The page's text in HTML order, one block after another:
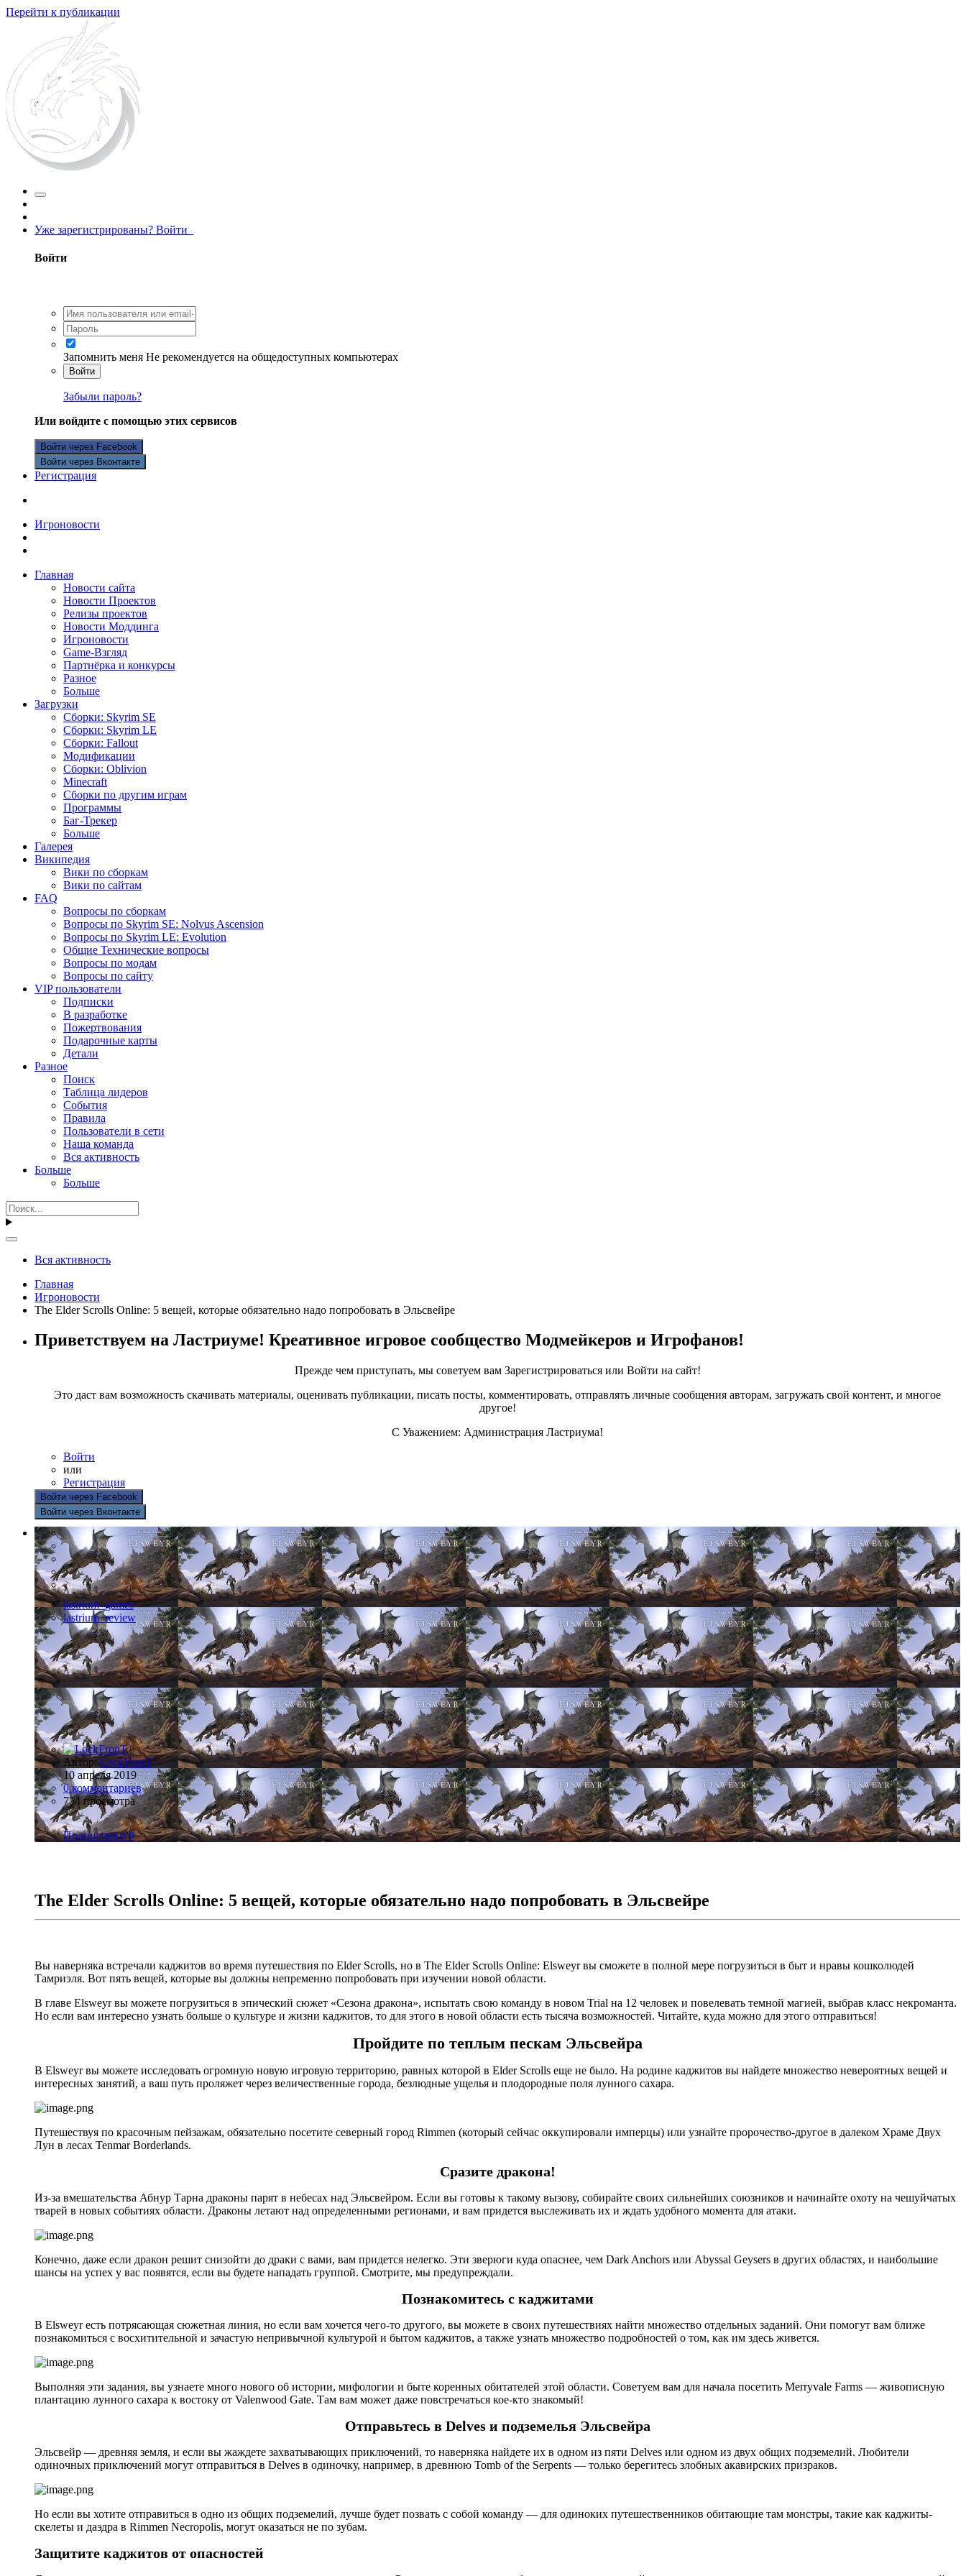
Перейти к публикации
Уже зарегистрированы? Войти
Войти
Запомнить меня Не рекомендуется на общедоступных компьютерах
Войти
Забыли пароль?
Или войдите с помощью этих сервисов
Войти через Facebook
Войти через Вконтакте
Регистрация
Игроновости
Главная
Новости сайта
Новости Проектов
Релизы проектов
Новости Моддинга
Игроновости
Game-Взгляд
Партнёрка и конкурсы
Разное
Больше
Загрузки
Сборки: Skyrim SE
Сборки: Skyrim LE
Сборки: Fallout
Модификации
Сборки: Oblivion
Minecraft
Сборки по другим играм
Программы
Баг-Трекер
Больше
Галерея
Википедия
Вики по сборкам
Вики по сайтам
FAQ
Вопросы по сборкам
Вопросы по Skyrim SE: Nolvus Ascension
Вопросы по Skyrim LE: Evolution
Общие Технические вопросы
Вопросы по модам
Вопросы по сайту
VIP пользователи
Подписки
В разработке
Пожертвования
Подарочные карты
Детали
Разное
Поиск
Таблица лидеров
События
Правила
Пользователи в сети
Наша команда
Вся активность
Больше
Больше
Вся активность
Главная
Игроновости
The Elder Scrolls Online: 5 вещей, которые обязательно надо попробовать в Эльсвейре
Приветствуем на Ластриуме! Креативное игровое сообщество Модмейкеров и Игрофанов!
Прежде чем приступать, мы советуем вам Зарегистрироваться или Войти на сайт!
Это даст вам возможность скачивать материалы, оценивать публикации, писать посты, комментировать, отправлять личные сообщения авторам, загружать свой контент, и многое
другое!
С Уважением: Администрация Ластриума!
Войти
или
Регистрация
Войти через Facebook
Войти через Вконтакте
lastrium_games
lastrium_review
Автор: LockFronT
10 апреля 2019
0 комментариев
754 просмотра
Подписчики 0
The Elder Scrolls Online: 5 вещей, которые обязательно надо попробовать в Эльсвейре
Вы наверняка встречали каджитов во время путешествия по Elder Scrolls, но в The Elder Scrolls Online: Elsweyr вы сможете в полной мере погрузиться в быт и нравы кошколюдей
Тамриэля. Вот пять вещей, которые вы должны непременно попробовать при изучении новой области.
В главе Elsweyr вы можете погрузиться в эпический сюжет «Сезона дракона», испытать свою команду в новом Trial на 12 человек и повелевать темной магией, выбрав класс некроманта.
Но если вам интересно узнать больше о культуре и жизни каджитов, то для этого в новой области есть тысяча возможностей. Читайте, куда можно для этого отправиться!
Пройдите по теплым пескам Эльсвейра
В Elsweyr вы можете исследовать огромную новую игровую территорию, равных которой в Elder Scrolls еще не было. На родине каджитов вы найдете множество невероятных вещей и
интересных занятий, а ваш путь проляжет через величественные города, безлюдные ущелья и плодородные поля лунного сахара.
Путешествуя по красочным пейзажам, обязательно посетите северный город Rimmen (который сейчас оккупировали имперцы) или узнайте пророчество-другое в далеком Храме Двух
Лун в лесах Tenmar Borderlands.
Сразите дракона!
Из-за вмешательства Абнур Тарна драконы парят в небесах над Эльсвейром. Если вы готовы к такому вызову, собирайте своих сильнейших союзников и начинайте охоту на чешуйчатых
тварей в новых событиях области. Драконы летают над определенными регионами, и вам придется выслеживать их и ждать удобного момента для атаки.
Конечно, даже если дракон решит снизойти до драки с вами, вам придется нелегко. Эти зверюги куда опаснее, чем Dark Anchors или Abyssal Geysers в других областях, и наибольшие
шансы на успех у вас появятся, если вы будете нападать группой. Смотрите, мы предупреждали.
Познакомитесь с каджитами
В Elsweyr есть потрясающая сюжетная линия, но если вам хочется чего-то другого, вы можете в своих путешествиях найти множество отдельных заданий. Они помогут вам ближе
познакомиться с восхитительной и зачастую непривычной культурой и бытом каджитов, а также узнать множество подробностей о том, как им здесь живется.
Выполняя эти задания, вы узнаете много нового об истории, мифологии и быте коренных обитателей этой области. Советуем вам для начала посетить Merryvale Farms — живописную
плантацию лунного сахара к востоку от Valenwood Gate. Там вам может даже повстречаться кое-кто знакомый!
Отправьтесь в Delves и подземелья Эльсвейра
Эльсвейр — древняя земля, и если вы жаждете захватывающих приключений, то наверняка найдете их в одном из пяти Delves или одном из двух общих подземелий. Любители
одиночных приключений могут отправиться в Delves в одиночку, например, в древнюю Tomb of the Serpents — только берегитесь злобных акавирских призраков.
Но если вы хотите отправиться в одно из общих подземелий, лучше будет позвать с собой команду — для одиноких путешественников обитающие там монстры, такие как каджиты-
скелеты и даэдра в Rimmen Necropolis, могут оказаться не по зубам.
Защитите каджитов от опасностей